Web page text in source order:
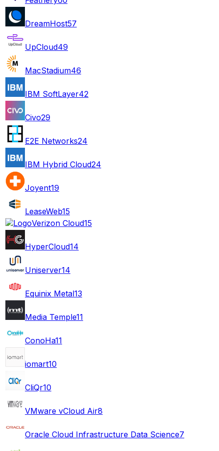
DreamHost57
UpCloud49
MacStadium46
IBM SoftLayer42
Civo29
E2E Networks24
IBM Hybrid Cloud24
Joyent19
LeaseWeb15
Verizon Cloud15
HyperCloud14
Uniserver14
Equinix Metal13
Media Temple11
ConoHa11
iomart10
CliQr10
VMware vCloud Air8
Oracle Cloud Infrastructure Data Science7